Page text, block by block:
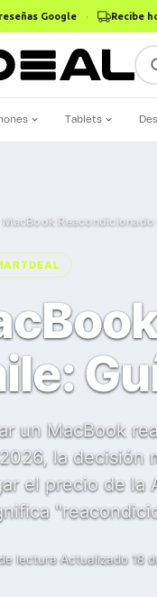
reseñas Google · Recibe
Tablets
MacBook
un MacBook
la decisión
el precio de la
lectura·Actualizado 18